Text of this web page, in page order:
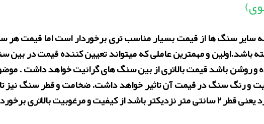
سایر سنگ ها از قیمت بسیار مناسب تری برخوردار است اما قیمت
باشد.اولین و مهمترین عاملی که میتواند تعیین کننده قیمت در
روشن باشد قیمت بالاتری از بین سنگ های گرانیت خواهد داشت .
و رنگ سنگ در قیمت آن تاثیر خواهد داشت. ضخامت و قطر سنگ نیز
برخوردار است.